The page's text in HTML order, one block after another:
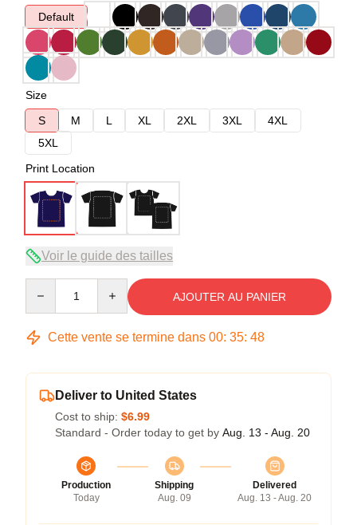
Default
Size
S
M L XL 2XL 3XL
4XL
5XL
Print Location
Voir le guide des tailles
AJOUTER AU PANIER
Cette vente se termine dans 00: 35: 48
Deliver to United States
Cost to ship: $6.99
Standard - Order today to get by Aug. 13 - Aug. 20
Production
Today
Shipping
Aug. 09
Delivered
Aug. 13 - Aug. 20